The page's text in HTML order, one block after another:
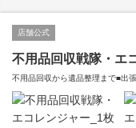
店舗公式
不用品回収戦隊・エ
不用品回収から遺品整理まで■出